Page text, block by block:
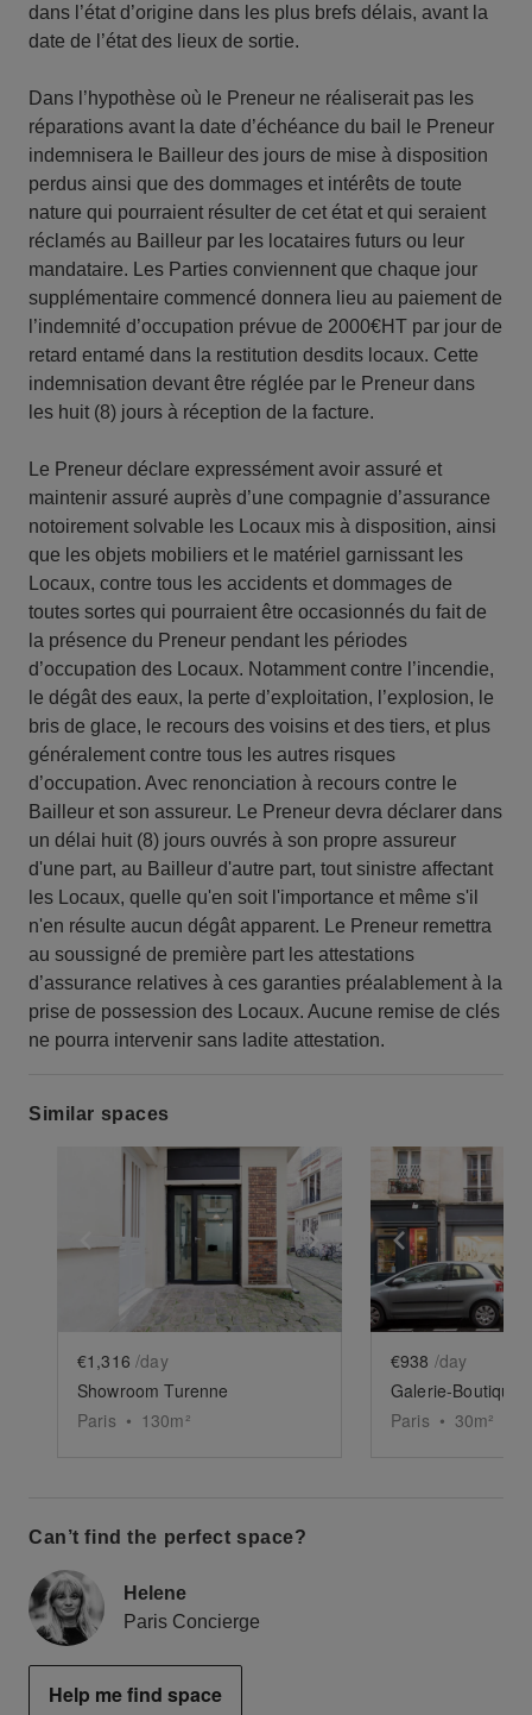
dans l’état d’origine dans les plus brefs délais, avant la
date de l’état des lieux de sortie.
Dans l’hypothèse où le Preneur ne réaliserait pas les
réparations avant la date d’échéance du bail le Preneur
indemnisera le Bailleur des jours de mise à disposition
perdus ainsi que des dommages et intérêts de toute
nature qui pourraient résulter de cet état et qui seraient
réclamés au Bailleur par les locataires futurs ou leur
mandataire. Les Parties conviennent que chaque jour
supplémentaire commencé donnera lieu au paiement de
l’indemnité d’occupation prévue de 2000€HT par jour de
retard entamé dans la restitution desdits locaux. Cette
indemnisation devant être réglée par le Preneur dans
les huit (8) jours à réception de la facture.
Le Preneur déclare expressément avoir assuré et
maintenir assuré auprès d’une compagnie d’assurance
notoirement solvable les Locaux mis à disposition, ainsi
que les objets mobiliers et le matériel garnissant les
Locaux, contre tous les accidents et dommages de
toutes sortes qui pourraient être occasionnés du fait de
la présence du Preneur pendant les périodes
d’occupation des Locaux. Notamment contre l’incendie,
le dégât des eaux, la perte d’exploitation, l’explosion, le
bris de glace, le recours des voisins et des tiers, et plus
généralement contre tous les autres risques
d’occupation. Avec renonciation à recours contre le
Bailleur et son assureur. Le Preneur devra déclarer dans
un délai huit (8) jours ouvrés à son propre assureur
d'une part, au Bailleur d'autre part, tout sinistre affectant
les Locaux, quelle qu'en soit l'importance et même s'il
n'en résulte aucun dégât apparent. Le Preneur remettra
au soussigné de première part les attestations
d’assurance relatives à ces garanties préalablement à la
prise de possession des Locaux. Aucune remise de clés
ne pourra intervenir sans ladite attestation.
Similar spaces
Show previous slide Show next slide
€1,316 /day
Showroom Turenne
Paris • 130m²
Show
€938 /day
Paris • 30m²
Can’t find the perfect space?
Helene
Paris Concierge
Help me find space